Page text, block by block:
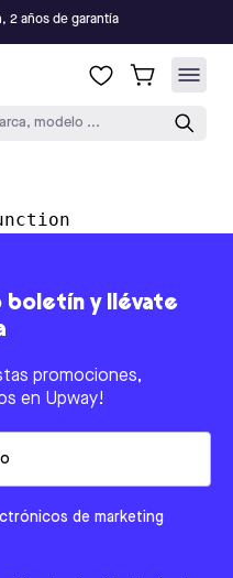
2 años de garantía
modelo ...
boletín y llévate
promociones,
en Upway!
de marketing